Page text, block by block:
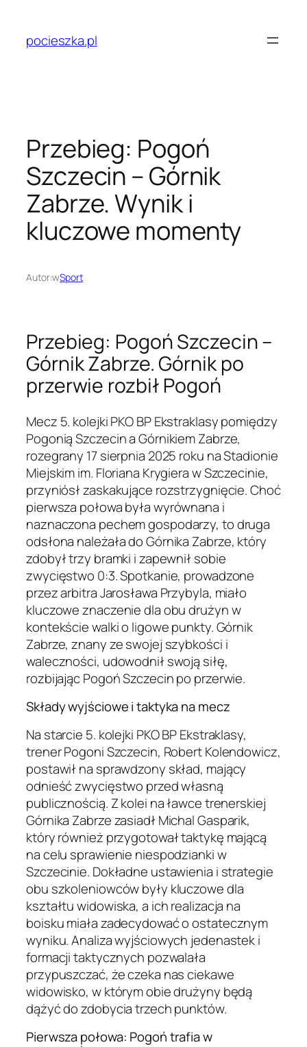
treścipocieszka.pl
Przebieg: Pogoń
Szczecin – Górnik
Zabrze. Wynik i
kluczowe momenty
Autor:wSport
Przebieg: Pogoń Szczecin –
Górnik Zabrze. Górnik po
przerwie rozbił Pogoń
Mecz 5. kolejki PKO BP Ekstraklasy pomiędzy
Pogonią Szczecin a Górnikiem Zabrze,
rozegrany 17 sierpnia 2025 roku na Stadionie
Miejskim im. Floriana Krygiera w Szczecinie,
przyniósł zaskakujące rozstrzygnięcie. Choć
pierwsza połowa była wyrównana i
naznaczona pechem gospodarzy, to druga
odsłona należała do Górnika Zabrze, który
zdobył trzy bramki i zapewnił sobie
zwycięstwo 0:3. Spotkanie, prowadzone
przez arbitra Jarosława Przybyla, miało
kluczowe znaczenie dla obu drużyn w
kontekście walki o ligowe punkty. Górnik
Zabrze, znany ze swojej szybkości i
waleczności, udowodnił swoją siłę,
rozbijając Pogoń Szczecin po przerwie.
Składy wyjściowe i taktyka na mecz
Na starcie 5. kolejki PKO BP Ekstraklasy,
trener Pogoni Szczecin, Robert Kolendowicz,
postawił na sprawdzony skład, mający
odnieść zwycięstwo przed własną
publicznością. Z kolei na ławce trenerskiej
Górnika Zabrze zasiadł Michal Gasparik,
który również przygotował taktykę mającą
na celu sprawienie niespodzianki w
Szczecinie. Dokładne ustawienia i strategie
obu szkoleniowców były kluczowe dla
kształtu widowiska, a ich realizacja na
boisku miała zadecydować o ostatecznym
wyniku. Analiza wyjściowych jedenastek i
formacji taktycznych pozwalała
przypuszczać, że czeka nas ciekawe
widowisko, w którym obie drużyny będą
dążyć do zdobycia trzech punktów.
Pierwsza połowa: Pogoń trafia w